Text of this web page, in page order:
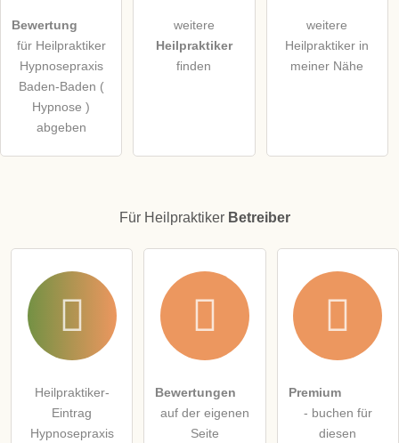
Hinweis:Bitte beachten Sie, öffentliche Fragen sindfür alle
Besucher sichtbar
Klicken Sie hier um eine
Heilpraktiker-Eintrag zu stellen
Bewertung
für Heilpraktiker
Hypnosepraxis
Baden-Baden (
Hypnose )
abgeben
weitere
Heilpraktiker
finden
weitere
Heilpraktiker in
meiner Nähe
Für Heilpraktiker Betreiber
Heilpraktiker-
Eintrag
Hypnosepraxis
Bewertungen
auf der eigenen
Seite
Premium
- buchen für
diesen